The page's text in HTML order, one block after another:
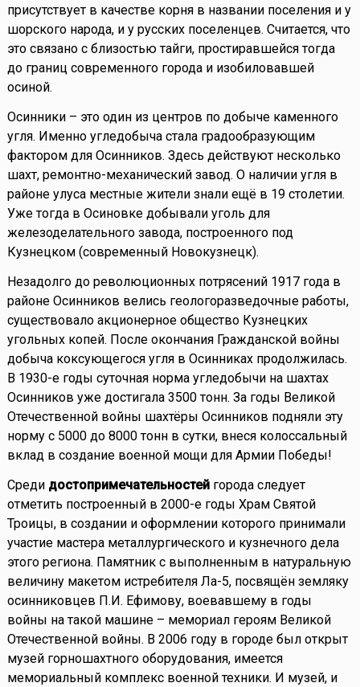
присутствует в качестве корня в названии поселения и у
шорского народа, и у русских поселенцев. Считается, что
это связано с близостью тайги, простиравшейся тогда
до границ современного города и изобиловавшей
осиной.
Осинники – это один из центров по добыче каменного
угля. Именно угледобыча стала градообразующим
фактором для Осинников. Здесь действуют несколько
шахт, ремонтно-механический завод. О наличии угля в
районе улуса местные жители знали ещё в 19 столетии.
Уже тогда в Осиновке добывали уголь для
железоделательного завода, построенного под
Кузнецком (современный Новокузнецк).
Незадолго до революционных потрясений 1917 года в
районе Осинников велись геологоразведочные работы,
существовало акционерное общество Кузнецких
угольных копей. После окончания Гражданской войны
добыча коксующегося угля в Осинниках продолжилась.
В 1930-е годы суточная норма угледобычи на шахтах
Осинников уже достигала 3500 тонн. За годы Великой
Отечественной войны шахтёры Осинников подняли эту
норму с 5000 до 8000 тонн в сутки, внеся колоссальный
вклад в создание военной мощи для Армии Победы!
Среди достопримечательностейгорода следует
отметить построенный в 2000-е годы Храм Святой
Троицы, в создании и оформлении которого принимали
участие мастера металлургического и кузнечного дела
этого региона. Памятник с выполненным в натуральную
величину макетом истребителя Ла-5, посвящён земляку
осинниковцев П.И. Ефимову, воевавшему в годы
войны на такой машине – мемориал героям Великой
Отечественной войны. В 2006 году в городе был открыт
музей горношахтного оборудования, имеется
мемориальный комплекс военной техники. И музей, и